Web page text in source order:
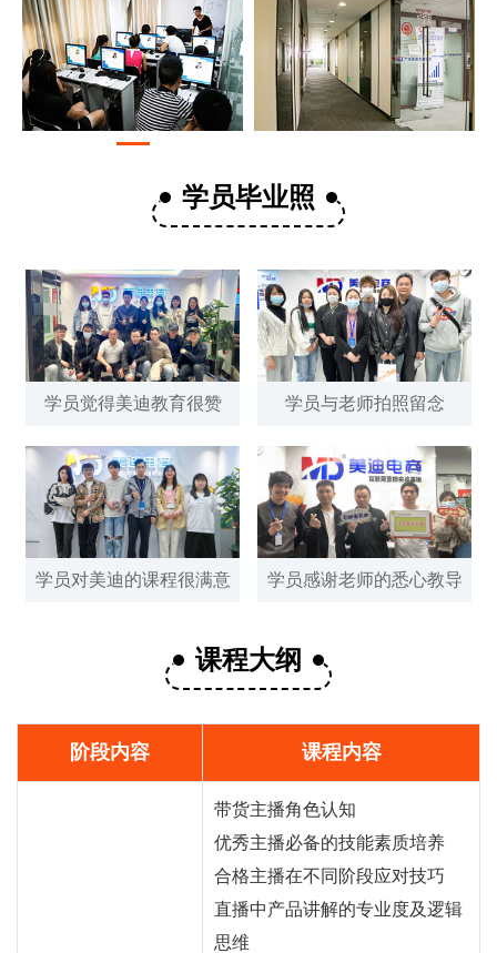
学员毕业照
学员觉得美迪教育很赞 学员与老师拍照留念
学员对美迪的课程很满意 学员感谢老师的悉心教导
课程大纲
阶段内容 课程内容
带货主播角色认知
优秀主播必备的技能素质培养
合格主播在不同阶段应对技巧
直播中产品讲解的专业度及逻辑
思维